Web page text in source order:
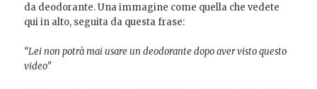
da deodorante. Una immagine come quella che vedete
qui in alto, seguita da questa frase:
“Lei non potrà mai usare un deodorante dopo aver visto questo
video”